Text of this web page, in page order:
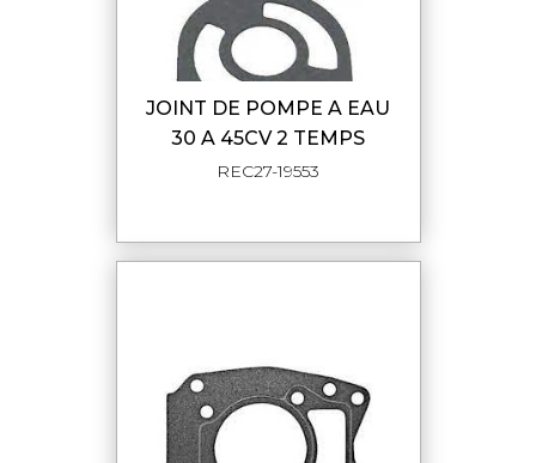
JOINT DE POMPE A EAU
30 A 45CV 2 TEMPS
REC27-19553